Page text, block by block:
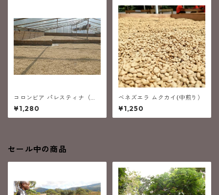
コロンビア パレスティナ（中
深煎り）
¥1,280
ベネズエラ ムクカイ(中煎り）
¥1,250
セール中の商品